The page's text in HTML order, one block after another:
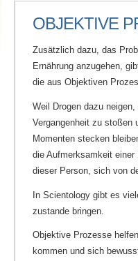
OBJEKTIVE
Zusätzlich dazu, das
Ernährung anzugehen,
die aus Objektiven
Weil Drogen dazu
Vergangenheit zu stoßen
Momenten stecken
die Aufmerksamkeit einer
dieser Person, sich von
In Scientology gibt es
zustande bringen.
Objektive Prozesse
kommen und sich